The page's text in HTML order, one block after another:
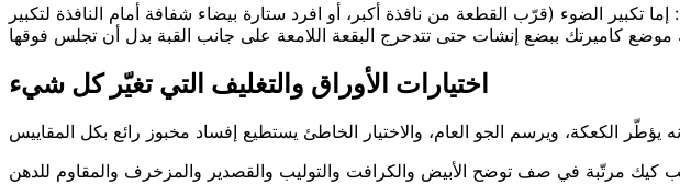
تكبير الضوء (قرّب القطعة من نافذة أكبر، أو افرد ستارة بيضاء شفافة أمام النافذة لتكبير
اختيارات الأوراق والتغليف التي تغيّر كل شيء
كيك مرتّبة في صف توضح الأبيض والكرافت والتوليب والقصدير والمزخرف والمقاوم للدهن